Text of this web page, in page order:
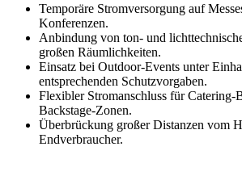
Temporäre Stromversorgung auf
Konferenzen.
Anbindung von ton- und
großen Räumlichkeiten.
Einsatz bei Outdoor-Events unter
entsprechenden Schutzvorgaben.
Flexibler Stromanschluss für Catering-
Backstage-Zonen.
Überbrückung großer Distanzen vom
Endverbraucher.